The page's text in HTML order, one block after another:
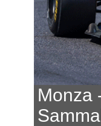
Monza